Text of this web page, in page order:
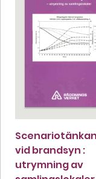
vid brandsyn :
utrymning av